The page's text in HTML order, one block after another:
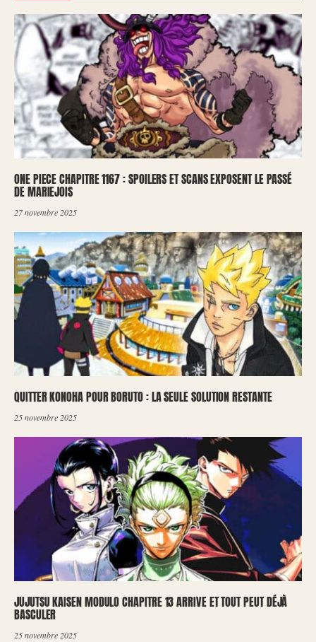
ONE PIECE CHAPITRE 1167 : SPOILERS ET SCANS EXPOSENT LE PASSÉ
DE MARIEJOIS
27 novembre 2025
QUITTER KONOHA POUR BORUTO : LA SEULE SOLUTION RESTANTE
25 novembre 2025
JUJUTSU KAISEN MODULO CHAPITRE 13 ARRIVE ET TOUT PEUT DÉJÀ
BASCULER
25 novembre 2025